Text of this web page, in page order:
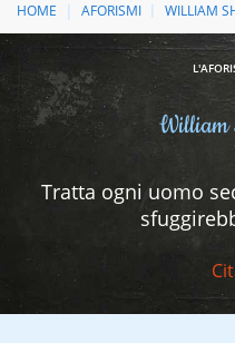
HOME AFORISMI WILLIAM
William
Tratta ogni uomo